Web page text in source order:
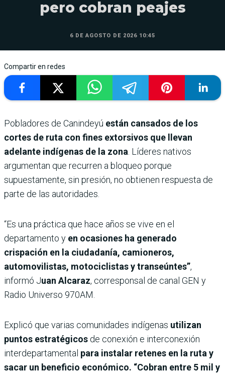
pero cobran peajes
6 DE AGOSTO DE 2026 10:45
Compartir en redes
Pobladores de Canindeyú están cansados de los
cortes de ruta con fines extorsivos que llevan
adelante indígenas de la zona . Líderes nativos
argumentan que recurren a bloqueo porque
supuestamente, sin presión, no obtienen respuesta de
parte de las autoridades.
“Es una práctica que hace años se vive en el
departamento y en ocasiones ha generado
crispación en la ciudadanía, camioneros,
automovilistas, motociclistas y transeúntes”,
informó Juan Alcaraz, corresponsal de canal GEN y
Radio Universo 970AM.
Explicó que varias comunidades indígenas utilizan
puntos estratégicos de conexión e interconexión
interdepartamental para instalar retenes en la ruta y
sacar un beneficio económico. “Cobran entre 5 mil y